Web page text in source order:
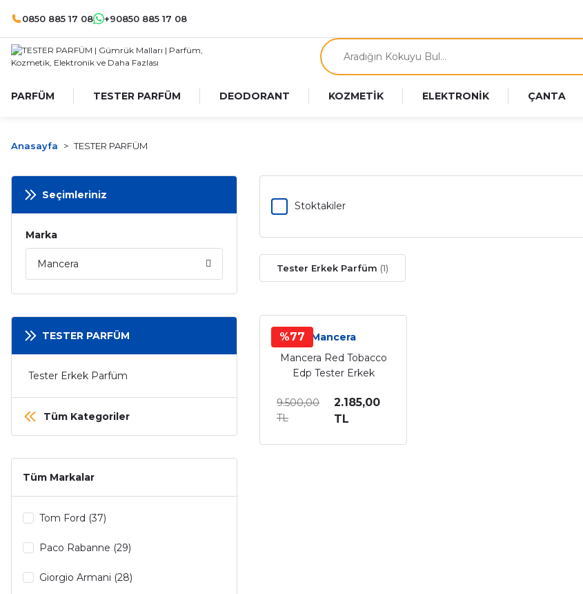
0850 885 17 08 +90850 885 17 08
PARFÜM TESTER PARFÜM DEODORANT KOZMETİK ELEKTRONİK ÇANTA
Anasayfa TESTER PARFÜM
Seçimleriniz
Marka
Mancera
TESTER PARFÜM
Tester Erkek Parfüm
Tüm Kategoriler
Tüm Markalar
Tom Ford (37)
Paco Rabanne (29)
Giorgio Armani (28)
Stoktakiler
Tester Erkek Parfüm (1)
%77
Mancera
Mancera Red Tobacco
Edp Tester Erkek
9.500,00
TL
2.185,00
TL